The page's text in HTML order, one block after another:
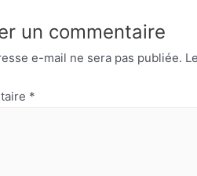
un commentaire
e-mail ne sera pas publiée.
*